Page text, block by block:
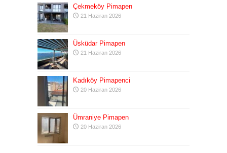
Çekmeköy Pimapen
21 Haziran 2026
Üsküdar Pimapen
21 Haziran 2026
Kadıköy Pimapenci
20 Haziran 2026
Ümraniye Pimapen
20 Haziran 2026